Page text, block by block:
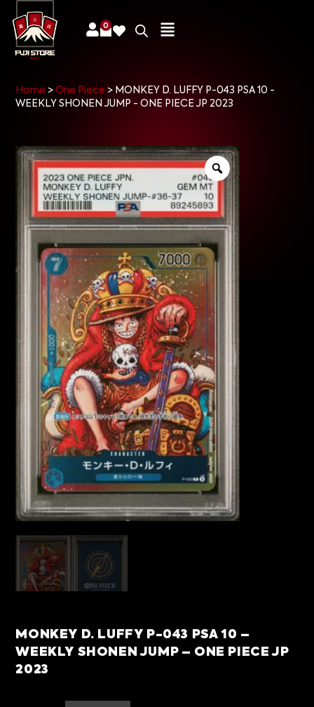
0
Home >One Piece > MONKEY D. LUFFY P-043 PSA 10 -
WEEKLY SHONEN JUMP - ONE PIECE JP 2023
MONKEY D. LUFFY P-043 PSA 10 –
WEEKLY SHONEN JUMP – ONE PIECE JP
2023